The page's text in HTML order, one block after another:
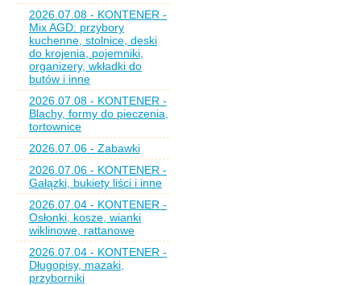
2026.07.08 - KONTENER -
Mix AGD: przybory
kuchenne, stolnice, deski
do krojenia, pojemniki,
organizery, wkładki do
butów i inne
2026.07.08 - KONTENER -
Blachy, formy do pieczenia,
tortownice
2026.07.06 - Zabawki
2026.07.06 - KONTENER -
Gałązki, bukiety liści i inne
2026.07.04 - KONTENER -
Osłonki, kosze, wianki
wiklinowe, rattanowe
2026.07.04 - KONTENER -
Długopisy, mazaki,
przyborniki